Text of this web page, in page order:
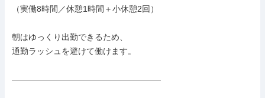
（実働8時間／休憩1時間＋小休憩2回）
朝はゆっくり出勤できるため、
通勤ラッシュを避けて働けます。
――――――――――――――――――